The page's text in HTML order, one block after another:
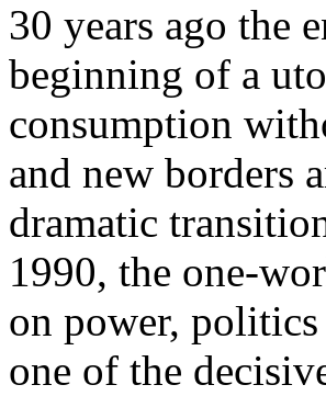
30 years ago the
beginning of a
consumption
and new borders
dramatic
1990, the one-
on power,
one of the